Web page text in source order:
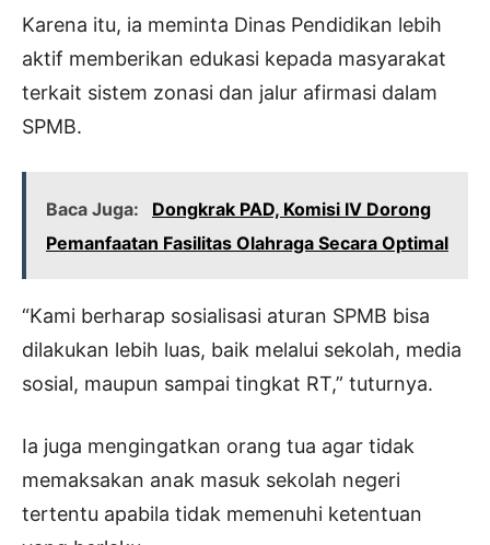
Karena itu, ia meminta Dinas Pendidikan lebih
aktif memberikan edukasi kepada masyarakat
terkait sistem zonasi dan jalur afirmasi dalam
SPMB.
Baca Juga:
Dongkrak PAD, Komisi IV Dorong
Pemanfaatan Fasilitas Olahraga Secara Optimal
“Kami berharap sosialisasi aturan SPMB bisa
dilakukan lebih luas, baik melalui sekolah, media
sosial, maupun sampai tingkat RT,” tuturnya.
Ia juga mengingatkan orang tua agar tidak
memaksakan anak masuk sekolah negeri
tertentu apabila tidak memenuhi ketentuan